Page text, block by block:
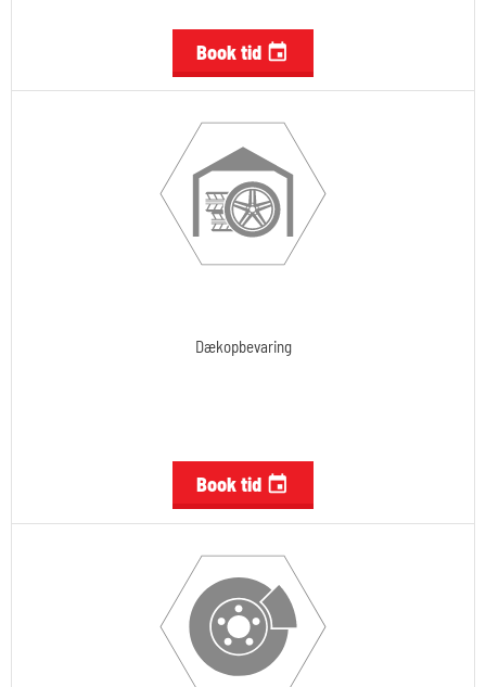
Book tid 
Dækopbevaring
Book tid 